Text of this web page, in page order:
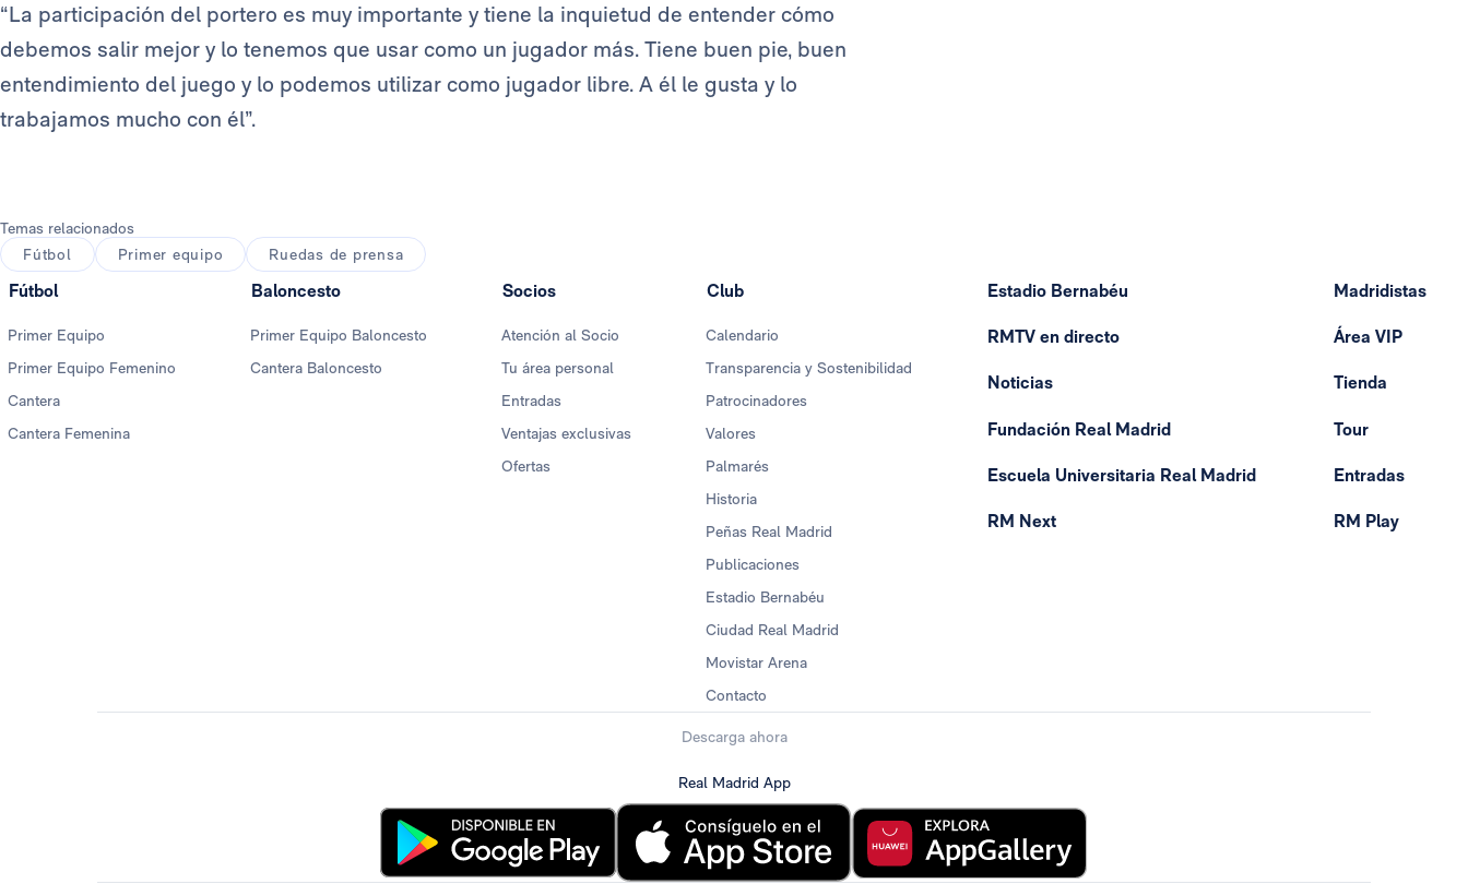
“La participación del portero es muy importante y tiene la inquietud de entender cómo
debemos salir mejor y lo tenemos que usar como un jugador más. Tiene buen pie, buen
entendimiento del juego y lo podemos utilizar como jugador libre. A él le gusta y lo
trabajamos mucho con él”.
Temas relacionados
Fútbol
Primer equipo Ruedas de prensa
Fútbol
Primer Equipo
Primer Equipo Femenino
Cantera
Cantera Femenina
Baloncesto
Primer Equipo Baloncesto
Cantera Baloncesto
Socios
Atención al Socio
Tu área personal
Entradas
Ventajas exclusivas
Ofertas
Club
Calendario
Transparencia y Sostenibilidad
Patrocinadores
Valores
Palmarés
Historia
Peñas Real Madrid
Publicaciones
Estadio Bernabéu
Ciudad Real Madrid
Movistar Arena
Contacto
Estadio Bernabéu
RMTV en directo
Noticias
Fundación Real Madrid
Escuela Universitaria Real Madrid
RM Next
Madridistas
Área VIP
Tienda
Tour
Entradas
RM Play
Descarga ahora
Real Madrid App